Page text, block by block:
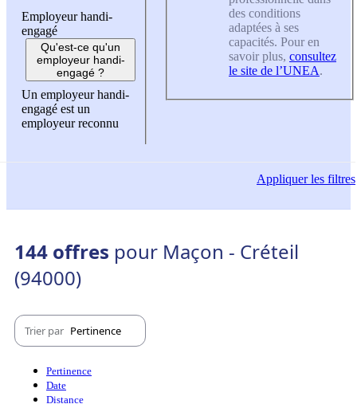
Employeur handi-
engagé
Qu'est-ce qu'un
employeur handi-
engagé ?
Un employeur handi-
engagé est un
employeur reconnu
des conditions
adaptées à ses
capacités. Pour en
savoir plus, consultez
le site de l’UNEA.
Appliquerles filtres
144 offres pour Maçon - Créteil
(94000)
Trier par Pertinence
Pertinence
Date
Distance